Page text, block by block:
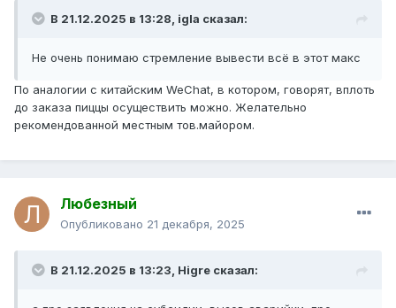
В 21.12.2025 в 13:28, igla сказал:
Не очень понимаю стремление вывести всё в этот макс
По аналогии с китайским WeChat, в котором, говорят, вплоть
до заказа пиццы осуществить можно. Желательно
рекомендованной местным тов.майором.
Любезный
Опубликовано 21 декабря, 2025
В 21.12.2025 в 13:23, Higre сказал: